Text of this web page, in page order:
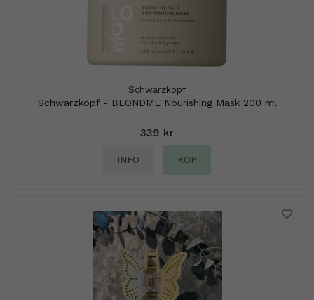
Schwarzkopf
Schwarzkopf - BLONDME Nourishing Mask 200 ml
339 kr
INFO KÖP